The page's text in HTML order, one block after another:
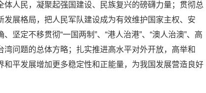
人民，凝聚起强国建设、民族复兴的磅礴力量；贯彻总
展格局，把人民军队建设成为有效维护国家主权、安
坚定不移贯彻“一国两制”、“港人治港”、“澳人治澳”、高
湾问题的总体方略；扎实推进高水平对外开放，高举和
和平发展增加更多稳定性和正能量，为我国发展营造良好